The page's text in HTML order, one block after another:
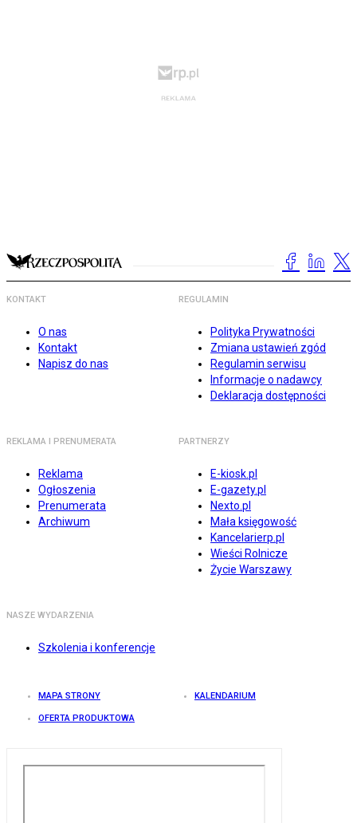
KONTAKT
O nas
Kontakt
Napisz do nas
REGULAMIN
Polityka Prywatności
Zmiana ustawień zgód
Regulamin serwisu
Informacje o nadawcy
Deklaracja dostępności
REKLAMA I PRENUMERATA
Reklama
Ogłoszenia
Prenumerata
Archiwum
PARTNERZY
E-kiosk.pl
E-gazety.pl
Nexto.pl
Mała księgowość
Kancelarierp.pl
Wieści Rolnicze
Życie Warszawy
NASZE WYDARZENIA
Szkolenia i konferencje
MAPA STRONY KALENDARIUM
OFERTA PRODUKTOWA